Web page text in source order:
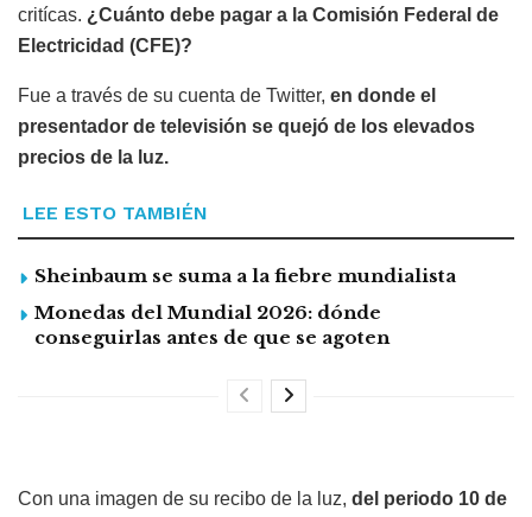
critícas. ¿Cuánto debe pagar a la Comisión Federal de
Electricidad (CFE)?
Fue a través de su cuenta de Twitter, en donde el
presentador de televisión se quejó de los elevados
precios de la luz.
LEE ESTO TAMBIÉN
Sheinbaum se suma a la fiebre mundialista
Monedas del Mundial 2026: dónde
conseguirlas antes de que se agoten
Con una imagen de su recibo de la luz, del periodo 10 de